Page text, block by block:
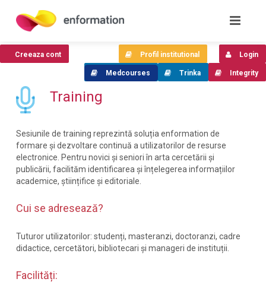
Training
Sesiunile de training reprezintă soluția enformation de
formare și dezvoltare continuă a utilizatorilor de resurse
electronice. Pentru novici și seniori în arta cercetării și
publicării, facilităm identificarea și înțelegerea informațiilor
academice, științifice și editoriale.
Cui se adresează?
Tuturor utilizatorilor: studenți, masteranzi, doctoranzi, cadre
didactice, cercetători, bibliotecari și manageri de instituții.
Facilități:
Creeaza cont Login
Profil institutional
Integrity
Trinka
Medcourses